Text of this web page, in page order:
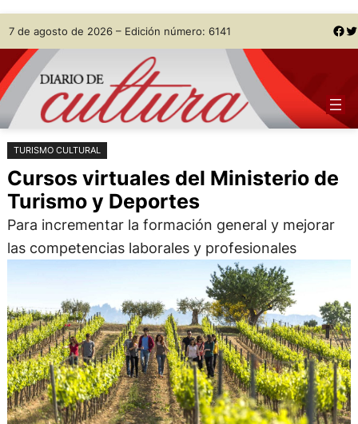
Saltar
al
contenido
Skip
to
content
7 de agosto de 2026 – Edición número: 6141 Facebook Twitter
TURISMO CULTURAL
Cursos virtuales del Ministerio de
Turismo y Deportes
Para incrementar la formación general y mejorar
las competencias laborales y profesionales